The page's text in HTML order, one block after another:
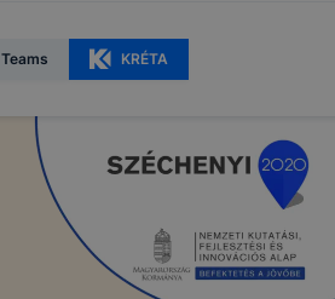
Teams KRÉTA